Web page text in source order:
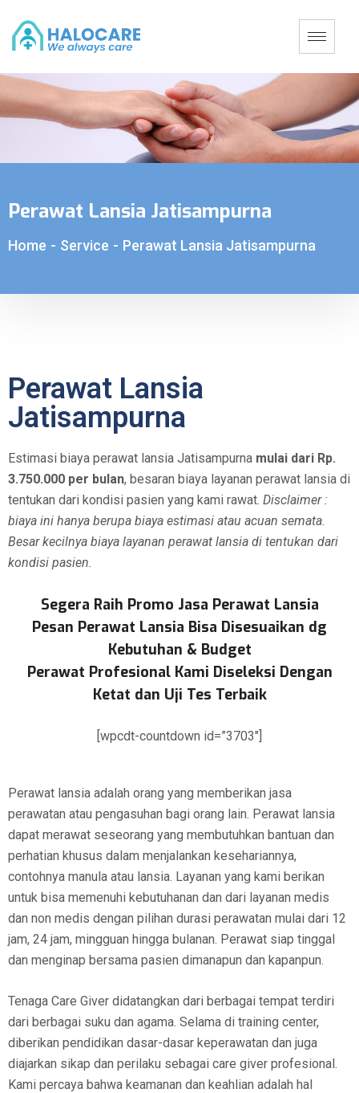
Perawat Lansia Jatisampurna
Home - Service - Perawat Lansia Jatisampurna
Perawat Lansia
Jatisampurna
Estimasi biaya perawat lansia Jatisampurna mulai dari Rp.
3.750.000 per bulan, besaran biaya layanan perawat lansia di
tentukan dari kondisi pasien yang kami rawat. Disclaimer :
biaya ini hanya berupa biaya estimasi atau acuan semata.
Besar kecilnya biaya layanan perawat lansia di tentukan dari
kondisi pasien.
Segera Raih Promo Jasa Perawat Lansia
Pesan Perawat Lansia Bisa Disesuaikan dg
Kebutuhan & Budget
Perawat Profesional Kami Diseleksi Dengan
Ketat dan Uji Tes Terbaik
[wpcdt-countdown id=”3703″]
Perawat lansia adalah orang yang memberikan jasa
perawatan atau pengasuhan bagi orang lain. Perawat lansia
dapat merawat seseorang yang membutuhkan bantuan dan
perhatian khusus dalam menjalankan kesehariannya,
contohnya manula atau lansia. Layanan yang kami berikan
untuk bisa memenuhi kebutuhanan dan dari layanan medis
dan non medis dengan pilihan durasi perawatan mulai dari 12
jam, 24 jam, mingguan hingga bulanan. Perawat siap tinggal
dan menginap bersama pasien dimanapun dan kapanpun.
Tenaga Care Giver didatangkan dari berbagai tempat terdiri
dari berbagai suku dan agama. Selama di training center,
diberikan pendidikan dasar-dasar keperawatan dan juga
diajarkan sikap dan perilaku sebagai care giver profesional.
Kami percaya bahwa keamanan dan keahlian adalah hal